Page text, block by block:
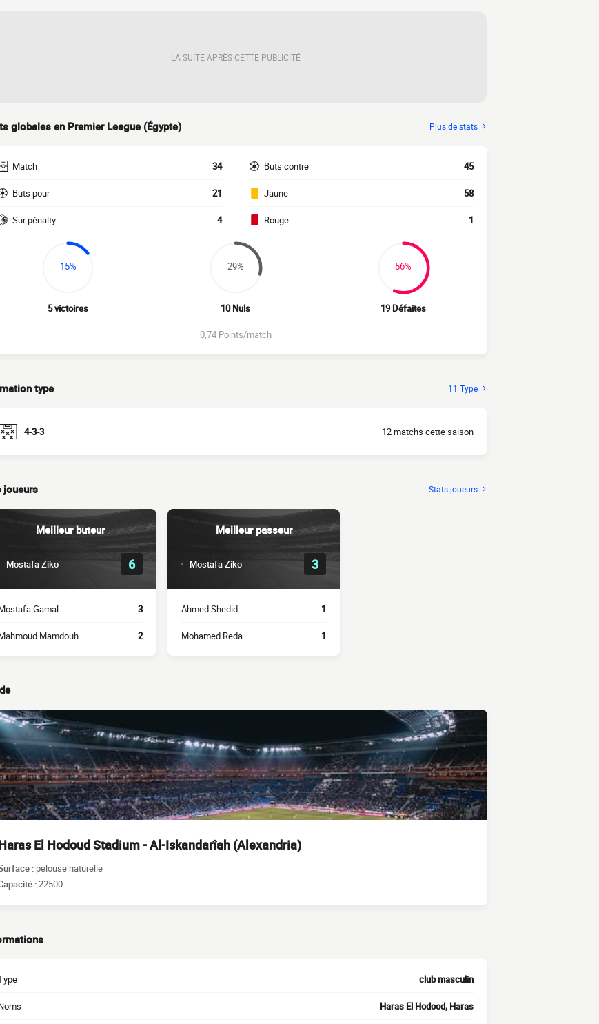
LA SUITE APRÈS CETTE PUBLICITÉ
globales en Premier League (Égypte) Plus de stats
Match 34
Buts pour 21
Sur pénalty 4
Buts contre 45
Jaune 58
Rouge 1
15%
5 victoires
29%
10 Nuls
56%
19 Défaites
0,74 Points/match
type 11 Type
4-3-3 12 matchs cette saison
joueurs Stats joueurs
Meilleur buteur
Mostafa Ziko 6
Gamal 3
Mamdouh 2
Meilleur passeur
Mostafa Ziko 3
Ahmed Shedid 1
Mohamed Reda 1
El Hodoud Stadium - Al-Iskandarîah (Alexandria)
: pelouse naturelle
:22500
club masculin
Haras El Hodood, Haras